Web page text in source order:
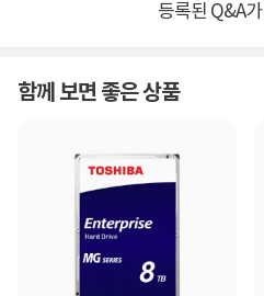
등록된 Q&A
함께 보면 좋은 상품